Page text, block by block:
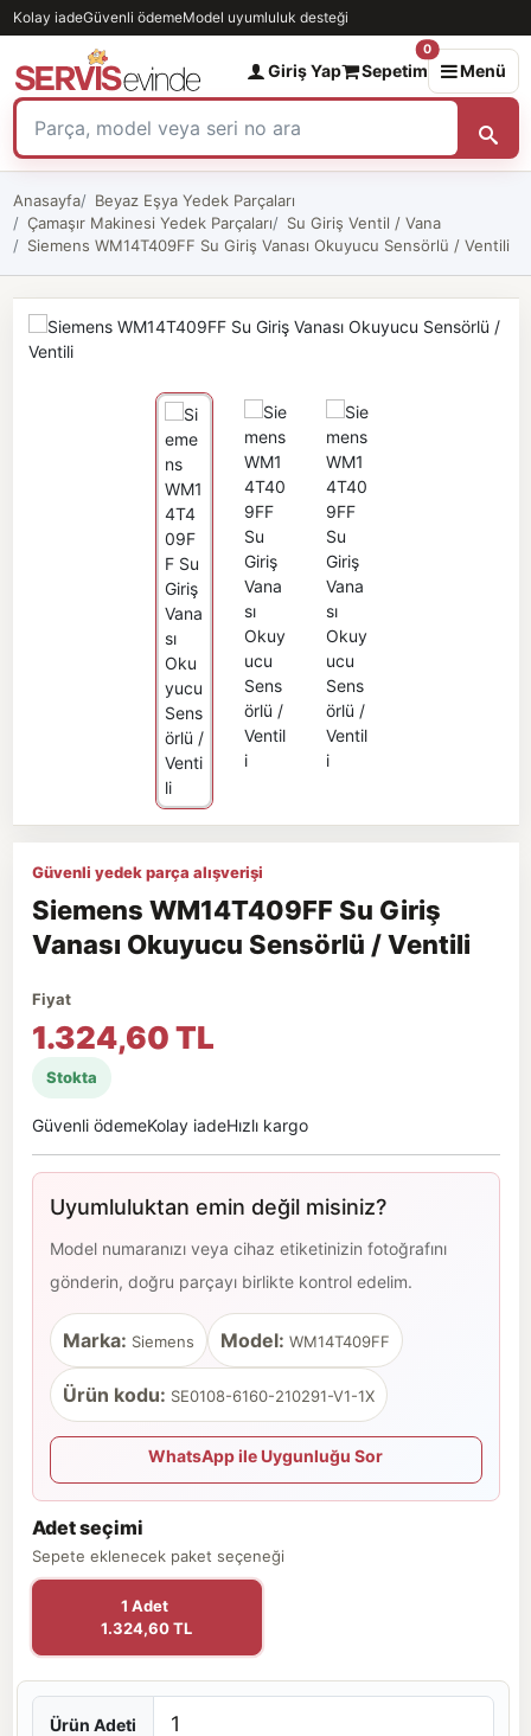
Kolay iadeGüvenli ödemeModel uyumluluk desteği
Giriş Yap Sepetim
0
Menü
Anasayfa
Beyaz Eşya Yedek Parçaları
Çamaşır Makinesi Yedek Parçaları
Su Giriş Ventil / Vana
Siemens WM14T409FF Su Giriş Vanası Okuyucu Sensörlü / Ventili
Güvenli yedek parça alışverişi
Siemens WM14T409FF Su Giriş
Vanası Okuyucu Sensörlü / Ventili
Fiyat
1.324,60 TL
Stokta
Güvenli ödemeKolay iadeHızlı kargo
Uyumluluktan emin değil misiniz?
Model numaranızı veya cihaz etiketinizin fotoğrafını
gönderin, doğru parçayı birlikte kontrol edelim.
Marka: Siemens Model: WM14T409FF
Ürün kodu: SE0108-6160-210291-V1-1X
WhatsApp ile Uygunluğu Sor
Adet seçimi
Sepete eklenecek paket seçeneği
1 Adet
1.324,60 TL
Ürün Adeti